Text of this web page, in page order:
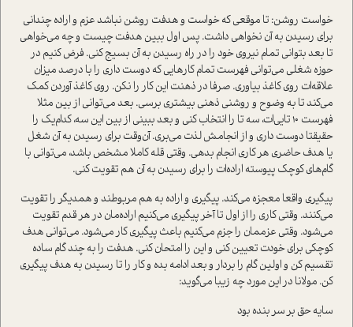
خواست روشن: تا موقعی که خواست و هدفت روشن نباشد عزم و اراده چندانی
برای رسیدن به آن نخواهی داشت. پس اول ببین هدفت چیست و چه می‌خواهی
تا بعد بتوانی تمام نیروی خود را در راه رسیدن به آن بسیج کنی. فرض کنیم در
حوزه شغلی می‌توانی فهرست تمام کارهایی که دوست داری را با درصد میزان
علاقه‌ات روی کاغذ بیاوری. صرفا در ذهنت این کار را نکن. روی کاغذ آوردن کمک
می‌کند تا به وضوح و روشنی ذهنی بیشتری برسی. بعد می‌توانی از بین مثلا
فهرست 10 تایی‌ات، سه تا را انتخاب کنی و بعد ببینی از بین این سه، کدام‌یک را
حقیقتا دوست داری و از انجامش لذت می‌بری. آن‌وقت برای رسیدن به آن شغل
یا هدف حاضری هر کاری انجام بدهی. وقتی قله کاملا مشخص باشد، می‌توانی با
گام‌های کوچک پیوسته اراده‌ات را برای رسیدن به آن هم تقویت کنی.
پیگیری واقعا معجزه می‌کند. پیگیری و اراده به هم مربوطند و همدیگر را تقویت
می‌کنند. وقتی کاری را از اول تا آخر پیگیری می‌کنیم اراده‌مان در هر قدم تقویت
می‌شود. وقتی عزممان را جزم می‌کنیم باعث پیگیری کار می‌شود. می‌توانی هدف
کوچکی برای خودت تعیین کنی و این را امتحان کنی. هدفت را به چند گام ساده
تقسیم کن و اولین گام را بردار و بعد ادامه بده و کار را تا رسیدن به هدف پیگیری
کن. مولانا در این مورد چه زیبا می‌گوید:
سایه حق بر سر بنده بود